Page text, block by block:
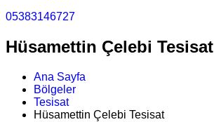
05383146727
Hüsamettin Çelebi Tesisat
Ana Sayfa
Bölgeler
Tesisat
Hüsamettin Çelebi Tesisat